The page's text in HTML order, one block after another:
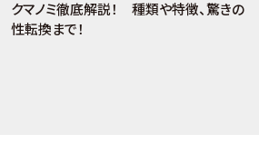
クマノミ徹底解説！ 種類や特徴、驚きの
性転換まで！